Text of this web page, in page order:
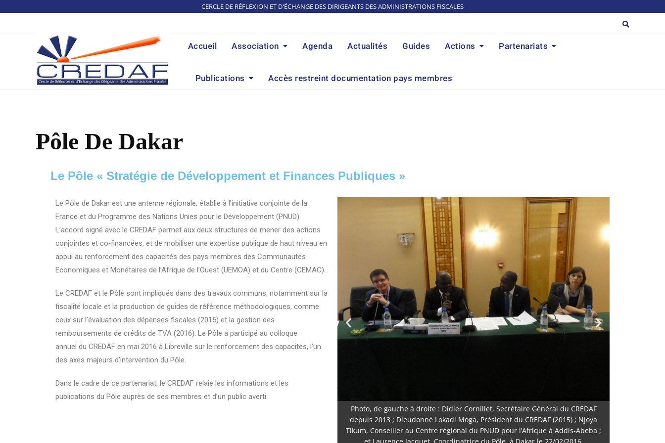
CERCLE DE RÉFLEXION ET D'ÉCHANGE DES DIRIGEANTS DES ADMINISTRATIONS FISCALES
Accueil Association Agenda Actualités Guides Actions Partenariats
Publications Accès restreint documentation pays membres
Pôle De Dakar
Le Pôle « Stratégie de Développement et Finances Publiques »
Le Pôle de Dakar est une antenne régionale, établie à l’initiative conjointe de la
France et du Programme des Nations Unies pour le Développement (PNUD).
L’accord signé avec le CREDAF permet aux deux structures de mener des actions
conjointes et co‐financées, et de mobiliser une expertise publique de haut niveau en
appui au renforcement des capacités des pays membres des Communautés
Economiques et Monétaires de l’Afrique de l’Ouest (UEMOA) et du Centre (CEMAC).
Le CREDAF et le Pôle sont impliqués dans des travaux communs, notamment sur la
fiscalité locale et la production de guides de référence méthodologiques, comme
ceux sur l’évaluation des dépenses fiscales (2015) et la gestion des
remboursements de crédits de TVA (2016). Le Pôle a participé au colloque
annuel du CREDAF en mai 2016 à Libreville sur le renforcement des capacités, l’un
des axes majeurs d’intervention du Pôle.
Dans le cadre de ce partenariat, le CREDAF relaie les informations et les
publications du Pôle auprès de ses membres et d’un public averti.
Photo, de gauche à droite : Didier Cornillet, Secrétaire Général du CREDAF
depuis 2013 ; Dieudonné Lokadi Moga, Président du CREDAF (2015) ; Njoya
Tikum, Conseiller au Centre régional du PNUD pour l’Afrique à Addis-Abeba ;
et Laurence Jacquet, Coordinatrice du Pôle, à Dakar le 22/02/2016.